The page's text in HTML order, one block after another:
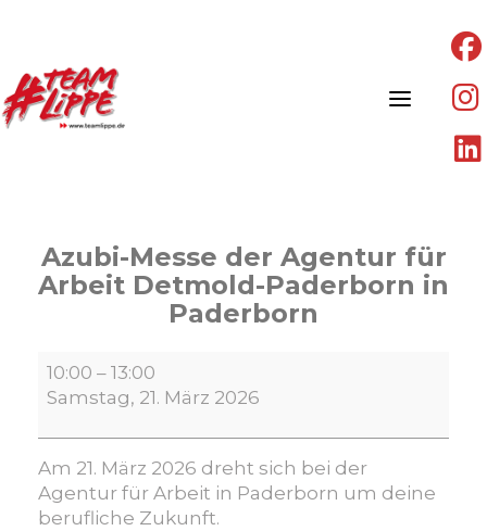
Azubi-Messe der Agentur für
Arbeit Detmold-Paderborn in
Paderborn
Azubi-
Messe
Agentur
für
Arbeit
Detmold-
10:00 – 13:00
Samstag, 21. März 2026
Am 21. März 2026 dreht sich bei der
Agentur für Arbeit in Paderborn um deine
berufliche Zukunft.